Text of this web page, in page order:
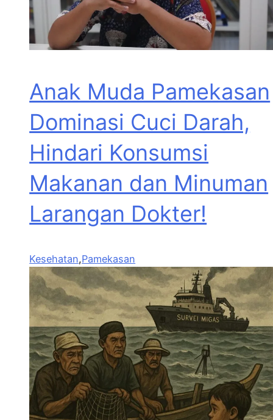
Anak Muda Pamekasan
Dominasi Cuci Darah,
Hindari Konsumsi
Makanan dan Minuman
Larangan Dokter!
Kesehatan,Pamekasan